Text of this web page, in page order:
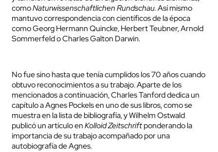
comoNaturwissenschaftlichen Rundschau.Así mismo
mantuvo correspondencia con científicos de la época
como Georg Hermann Quincke, Herbert Teubner, Arnold
Sommerfeld o Charles Galton Darwin.
No fue sino hasta que tenía cumplidos los 70 años cuando
obtuvo reconocimientos a su trabajo. Aparte de los
mencionados a continuación, Charles Tanford dedica un
capítulo a Agnes Pockels en uno de sus libros, como se
muestra en la lista de bibliografía, y Wilhelm Ostwald
publicó un artículo enKolloid Zeitschriftponderando la
importancia de su trabajo acompañado por una
autobiografía de Agnes.